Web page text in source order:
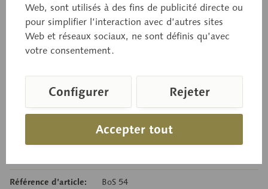
Sarcodon imbricatus (L. ex FR.)P. KARST.
Comestible à l'état jeune
Prix sur demande
Délai de livraison sur demande
Panier de demande
Référence d’article: BoS 54
Web, sont utilisés à des fins de publicité directe ou
pour simplifier l’interaction avec d’autres sites
Web et réseaux sociaux, ne sont définis qu’avec
votre consentement.
Accepter tout
Configurer Rejeter